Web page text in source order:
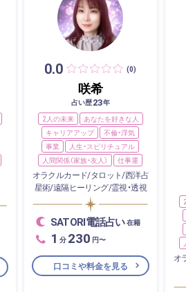
0.0 (0)
咲希
占い歴23年
2人の未来
あなたを好きな人
キャリアアップ
不倫・浮気
事業
人生・スピリチュアル
人間関係（家族・友人）
仕事運
オラクルカード/タロット/西洋占
星術/遠隔ヒーリング/霊視・透視
SATORI電話占い在籍
1 分 230 円〜
口コミや料金を見る
オ